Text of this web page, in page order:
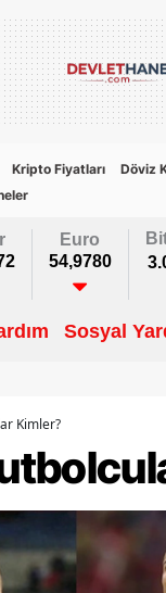
Kripto Fiyatları Döviz
Euro
54,9780
Sosyal
Kimler?